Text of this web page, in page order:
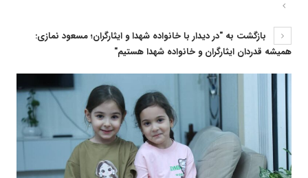
بازگشت به "در دیدار با خانواده شهدا و ایثارگران؛ مسعود نمازی:
همیشه قدردان ایثارگران و خانواده شهدا هستیم"